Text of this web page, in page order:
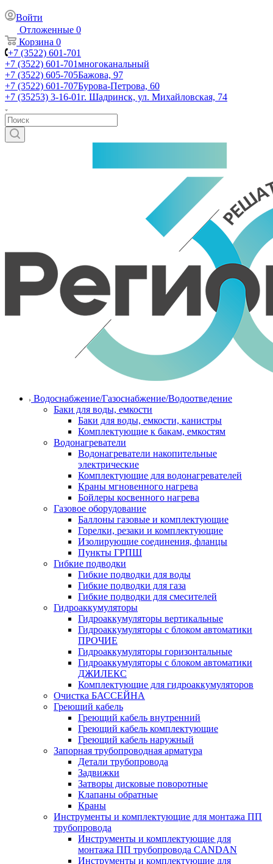
Войти
Отложенные 0
Корзина 0
+7 (3522) 601-701
+7 (3522) 601-701многоканальный
+7 (3522) 605-705Бажова, 97
+7 (3522) 601-707Бурова-Петрова, 60
+7 (35253) 3-16-01г. Шадринск, ул. Михайловская, 74
Водоснабжение/Газоснабжение/Водоотведение
Баки для воды, емкости
Баки для воды, емкости, канистры
Комплектующие к бакам, емкостям
Водонагреватели
Водонагреватели накопительные
электрические
Комплектующие для водонагревателей
Краны мгновенного нагрева
Бойлеры косвенного нагрева
Газовое оборудование
Баллоны газовые и комплектующие
Горелки, резаки и комплектующие
Изолирующие соединения, фланцы
Пункты ГРПШ
Гибкие подводки
Гибкие подводки для воды
Гибкие подводки для газа
Гибкие подводки для смесителей
Гидроаккумуляторы
Гидроаккумуляторы вертикальные
Гидроаккумуляторы с блоком автоматики
ПРОЧИЕ
Гидроаккумуляторы горизонтальные
Гидроаккумуляторы с блоком автоматики
ДЖИЛЕКС
Комплектующие для гидроаккумуляторов
Очистка БАССЕЙНА
Греющий кабель
Греющий кабель внутренний
Греющий кабель комплектующие
Греющий кабель наружный
Запорная трубопроводная арматура
Детали трубопровода
Задвижки
Затворы дисковые поворотные
Клапаны обратные
Краны
Инструменты и комплектующие для монтажа ПП
трубопровода
Инструменты и комплектующие для
монтажа ПП трубопровода CANDAN
Инструменты и комплектующие для